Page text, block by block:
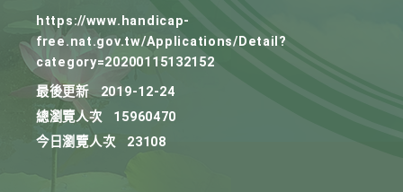
https://www.handicap-
free.nat.gov.tw/Applications/Detail?
category=20200115132152
最後更新
2019-12-24
總瀏覽人次
15960470
今日瀏覽人次
23108